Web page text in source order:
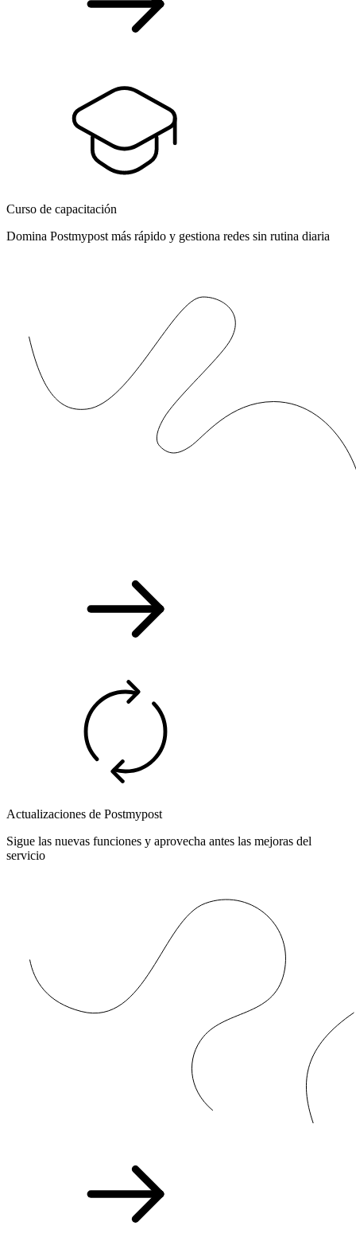
Curso de capacitación
Domina Postmypost más rápido y gestiona redes sin rutina diaria
Actualizaciones de Postmypost
Sigue las nuevas funciones y aprovecha antes las mejoras del
servicio